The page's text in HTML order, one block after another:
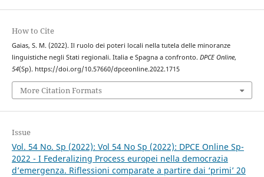
How to Cite
Gaias, S. M. (2022). Il ruolo dei poteri locali nella tutela delle minoranze
linguistiche negli Stati regionali. Italia e Spagna a confronto. DPCE Online,
54(Sp). https://doi.org/10.57660/dpceonline.2022.1715
More Citation Formats
Issue
Vol. 54 No. Sp (2022): Vol 54 No Sp (2022): DPCE Online Sp-
2022 - I Federalizing Process europei nella democrazia
d’emergenza. Riflessioni comparate a partire dai ‘primi’ 20